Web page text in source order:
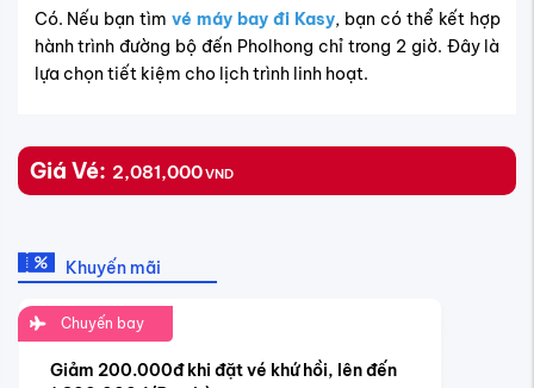
Có. Nếu bạn tìmvé máy bay đi Kasy, bạn có thể kết hợp
hành trình đường bộ đến Pholhong chỉ trong 2 giờ. Đây là
lựa chọn tiết kiệm cho lịch trình linh hoạt.
Giá Vé: 2,081,000VND
Khuyến mãi
Chuyến bay
Giảm 200.000đ khi đặt vé khứ hồi, lên đến